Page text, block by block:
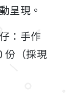
呈現。
：手作
份（採現